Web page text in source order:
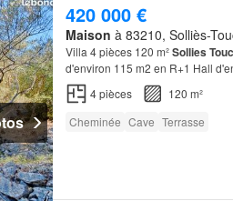
420 000 €
Maison à 83210, Solliès-
Villa 4 pièces 120 m²Sollies
d'environ 115 m2 en R+1 Hall
cheminée accès sur
4pièces
120 m²
Cheminée Cave Terrasse